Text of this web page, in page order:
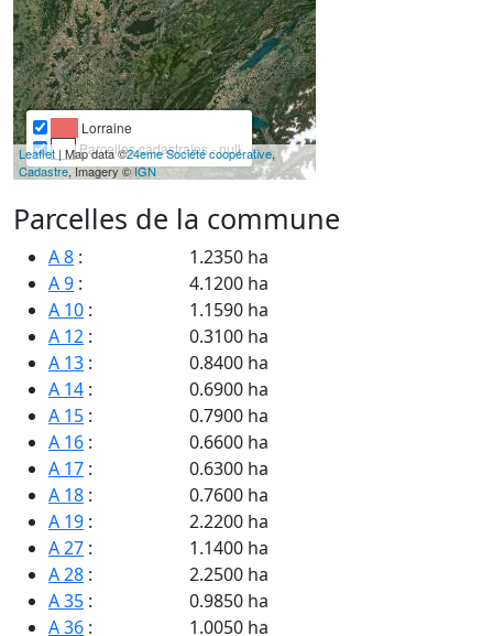
Lorraine
Parcelles cadastrales - null
Leaflet | Map data ©24eme Société coopérative,
Cadastre, Imagery ©IGN
Parcelles de la commune
A 8 :
1.2350 ha
A 9 :
4.1200 ha
A 10 :
1.1590 ha
A 12 :
0.3100 ha
A 13 :
0.8400 ha
A 14 :
0.6900 ha
A 15 :
0.7900 ha
A 16 :
0.6600 ha
A 17 :
0.6300 ha
A 18 :
0.7600 ha
A 19 :
2.2200 ha
A 27 :
1.1400 ha
A 28 :
2.2500 ha
A 35 :
0.9850 ha
A 36 : 1.0050 ha